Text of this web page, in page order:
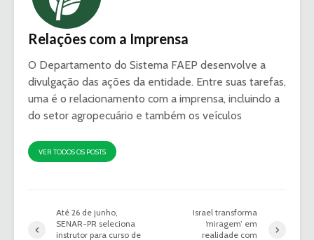
Relações com a Imprensa
O Departamento do Sistema FAEP desenvolve a
divulgação das ações da entidade. Entre suas tarefas,
uma é o relacionamento com a imprensa, incluindo a
do setor agropecuário e também os veículos
VER TODOS OS POSTS
Até 26 de junho,
SENAR-PR seleciona
instrutor para curso de
Israel transforma
‘miragem’ em
realidade com